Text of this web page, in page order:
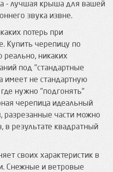
- лучшая крыша для вашей
звука извне.
потерь при
Купить черепицу по
никаких
под "стандартные
имеет не стандартную
нужно "подгонять"
черепица идеальный
разрезанные части можно
в результате квадратный
своих характеристик в
Снежные и ветровые